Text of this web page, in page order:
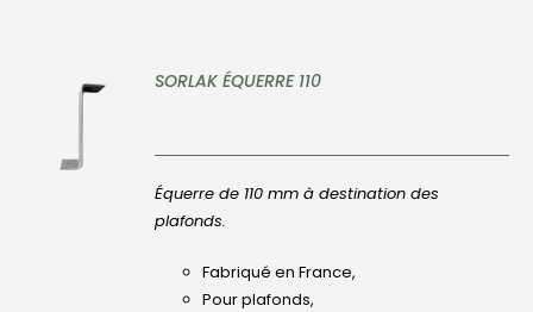
SORLAK ÉQUERRE 110
Équerre de 110 mm à destination des
plafonds.
Fabriqué en France,
Pour plafonds,